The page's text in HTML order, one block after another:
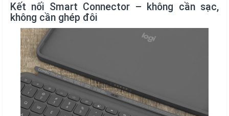
Kết nối Smart Connector – không cần sạc,
không cần ghép đôi